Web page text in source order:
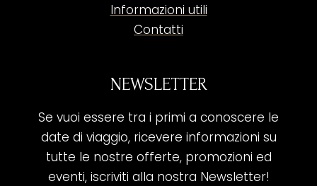
Informazioni utili
Contatti
NEWSLETTER
Se vuoi essere tra i primi a conoscere le
date di viaggio, ricevere informazioni su
tutte le nostre offerte, promozioni ed
eventi, iscriviti alla nostra Newsletter!